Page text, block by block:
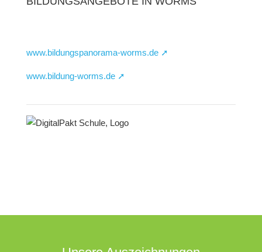
www.bildungspanorama-worms.de ➚
www.bildung-worms.de ➚